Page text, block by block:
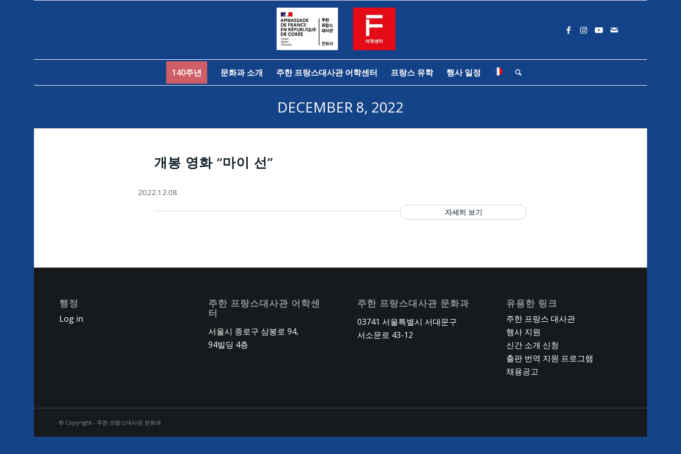
140주년 문화과 소개 주한 프랑스대사관 어학센터 프랑스 유학 행사 일정
DECEMBER 8, 2022
개봉 영화 “마이 선”
2022.12.08
자세히 보기
행정
Log in
주한 프랑스대사관 어학센
터
서울시 종로구 삼봉로 94,
94빌딩 4층
주한 프랑스대사관 문화과
03741 서울특별시 서대문구
서소문로 43-12
유용한 링크
주한 프랑스 대사관
행사 지원
신간 소개 신청
출판 번역 지원 프로그램
채용공고
© Copyright - 주한 프랑스대사관 문화과